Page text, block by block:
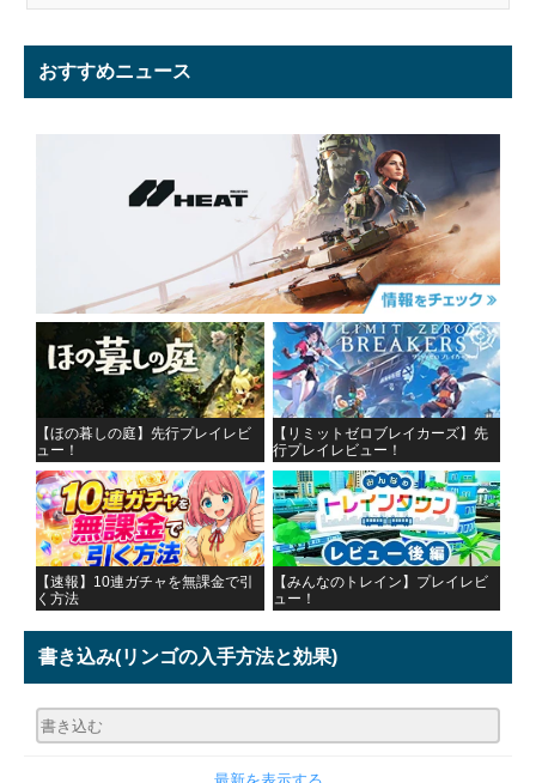
おすすめニュース
【ほの暮しの庭】先行プレイレビ
ュー！
【リミットゼロブレイカーズ】先
行プレイレビュー！
【速報】10連ガチャを無課金で引
く方法
【みんなのトレイン】プレイレビ
ュー！
書き込み(リンゴの入手方法と効果)